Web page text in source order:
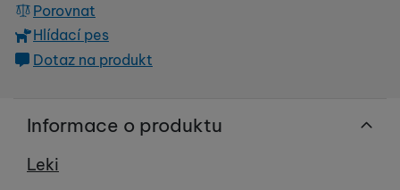
Porovnat
Hlídací pes
Dotaz na produkt
Informace o produktu
Výrobce
Leki